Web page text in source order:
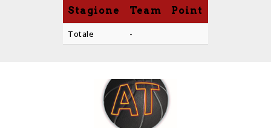
Stagione Team Point
Totale -